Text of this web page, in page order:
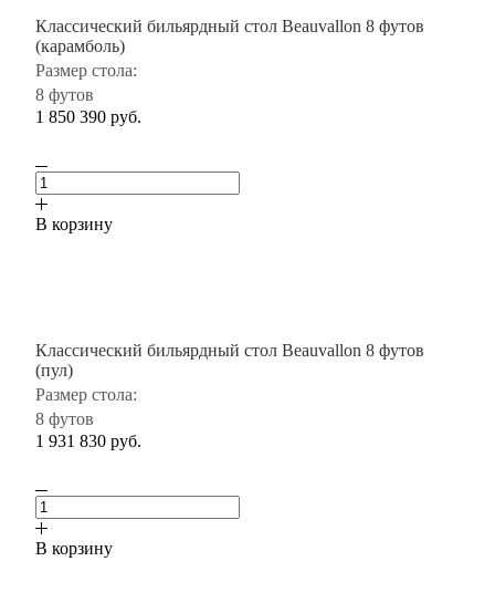
Классический бильярдный стол Beauvallon 8 футов
(карамболь)
Размер стола:
8 футов
1 850 390 руб.
В корзину
Классический бильярдный стол Beauvallon 8 футов
(пул)
Размер стола:
8 футов
1 931 830 руб.
В корзину